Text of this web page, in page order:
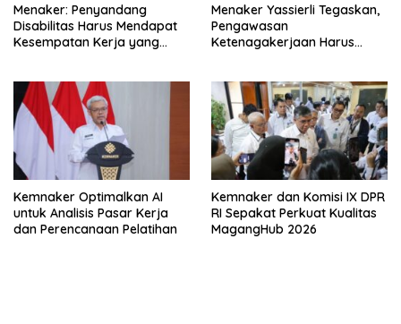
Menaker: Penyandang
Disabilitas Harus Mendapat
Kesempatan Kerja yang
Menaker Yassierli Tegaskan,
Pengawasan
Ketenagakerjaan Harus
Kemnaker Optimalkan AI
untuk Analisis Pasar Kerja
dan Perencanaan Pelatihan
Kemnaker dan Komisi IX DPR
RI Sepakat Perkuat Kualitas
MagangHub 2026